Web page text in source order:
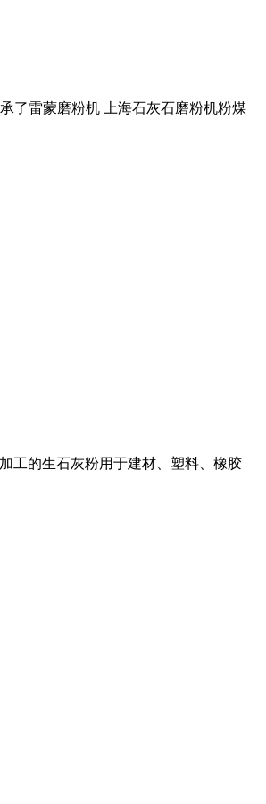
了雷蒙磨粉机 上海石灰石磨粉机粉煤
工的生石灰粉用于建材、塑料、橡胶